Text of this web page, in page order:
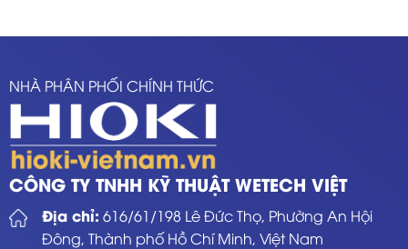
NHÀ PHÂN PHỐI CHÍNH THỨC
CÔNG TY TNHH KỸ THUẬT WETECH VIỆT
Địa chỉ: 616/61/198 Lê Đức Thọ, Phường An Hội
Đông, Thành phố Hồ Chí Minh, Việt Nam